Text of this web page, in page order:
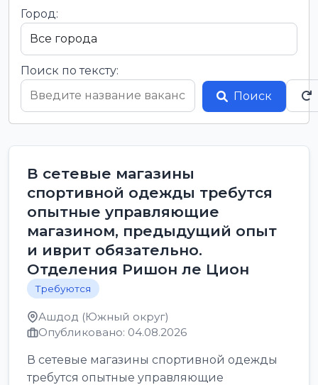
Город:
Поиск по тексту:
Поиск
В сетевые магазины
спортивной одежды требутся
опытные управляющие
магазином, предыдущий опыт
и иврит обязательно.
Отделения Ришон ле Цион
Требуются
Ашдод (Южный округ)
Опубликовано: 04.08.2026
В сетевые магазины спортивной одежды
требутся опытные управляющие